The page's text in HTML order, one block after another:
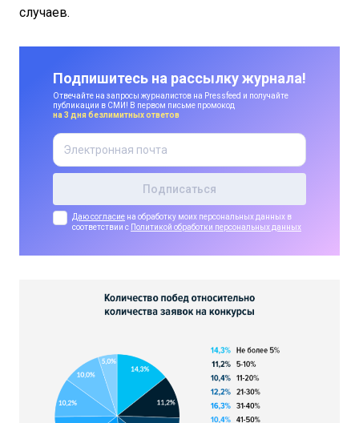
случаев.
Подпишитесь на рассылку журнала!
Отвечайте на запросы журналистов на Pressfeed и получайте
публикации в СМИ! В первом письме промокод
на 3 дня безлимитных ответов
Даю согласие на обработку моих персональных данных в
соответствии с Политикой обработки персональных данных